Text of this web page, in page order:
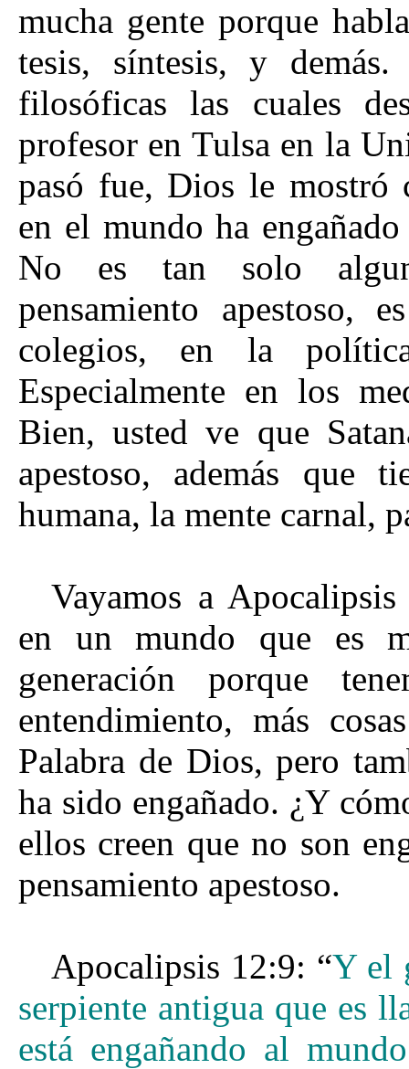
mucha gente porque
tesis, síntesis, y
filosóficas las cuales
profesor en Tulsa en la
pasó fue, Dios le mostró
en el mundo ha
No es tan solo
pensamiento apestoso,
colegios, en la
Especialmente en los
Bien, usted ve que
apestoso, además que
humana, la mente carnal,
Vayamos a
en un mundo que es
generación porque
entendimiento, más
Palabra de Dios, pero
ha sido engañado. ¿Y
ellos creen que no son
pensamiento apestoso.
Apocalipsis 12:9: “Y el
serpiente antigua que es
está engañando al